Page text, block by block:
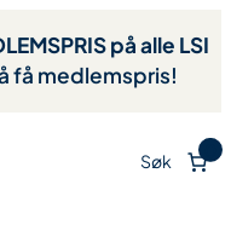
på alle LSI
få medlemspris!
Søk